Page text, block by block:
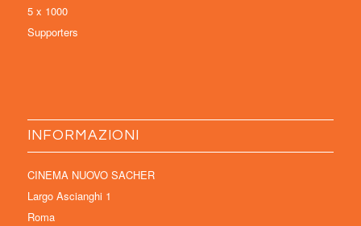
5 x 1000
Supporters
INFORMAZIONI
CINEMA NUOVO SACHER
Largo Ascianghi 1
Roma